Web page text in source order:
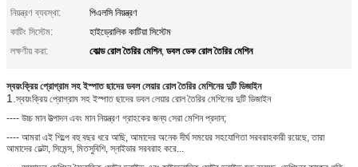
নিয়ন্ত্রণ ব্যবস্থা:
পিএলসি নিয়ন্ত্রণ
কাটিং সিস্টেম:
হাইড্রোলিক কাটিয়া সিস্টেম
লক্ষণীয় করা:
কোল্ড রোল তৈরির মেশিন, ডবল ডেক রোল তৈরির মেশিন
স্বয়ংক্রিয় প্রোগ্রাম সহ ইস্পাত ছাদের ডবল লেয়ার রোল তৈরির মেশিনের দুটি ডিজাইন
1.স্বয়ংক্রিয় প্রোগ্রাম সহ ইস্পাত ছাদের ডবল লেয়ার রোল তৈরির মেশিনের দুটি ডিজাইন
---- উচ্চ মান উত্পাদন এবং মান নিয়ন্ত্রণ গ্রাহকের জন্য সেরা মেশিন প্রদান;
---- আমরা এই শিল্পে বহু বছর ধরে আছি, আমাদের অনেক দীর্ঘ সময়ের সহযোগিতা সরবরাহকারী রয়েছে, তারা
আমাদের ডেল্টা, সিমেন্স, মিতসুবিশি, স্নাইডার সরবরাহ করে...